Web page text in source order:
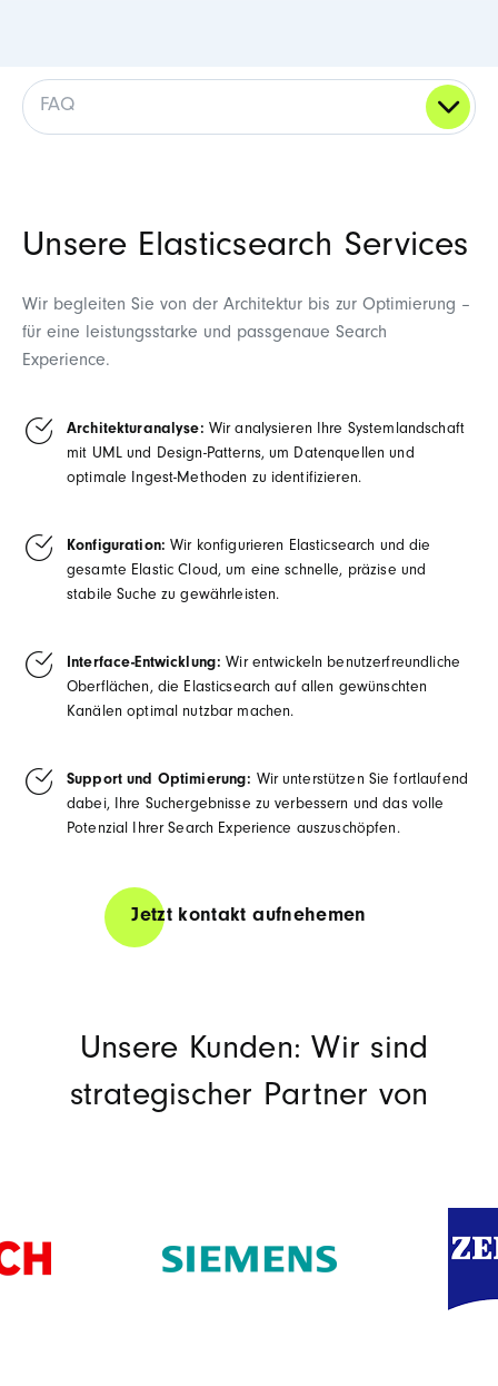
FAQ
Unsere Elasticsearch Services
Wir begleiten Sie von der Architektur bis zur Optimierung –
für eine leistungsstarke und passgenaue Search
Experience.
Jetzt kontakt aufnehemen
Architekturanalyse: Wir analysieren Ihre Systemlandschaft
mit UML und Design-Patterns, um Datenquellen und
optimale Ingest-Methoden zu identifizieren.
Konfiguration: Wir konfigurieren Elasticsearch und die
gesamte Elastic Cloud, um eine schnelle, präzise und
stabile Suche zu gewährleisten.
Interface-Entwicklung: Wir entwickeln benutzerfreundliche
Oberflächen, die Elasticsearch auf allen gewünschten
Kanälen optimal nutzbar machen.
Support und Optimierung: Wir unterstützen Sie fortlaufend
dabei, Ihre Suchergebnisse zu verbessern und das volle
Potenzial Ihrer Search Experience auszuschöpfen.
Unsere Kunden: Wir sind
strategischer Partner von